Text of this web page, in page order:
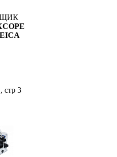
стр 3